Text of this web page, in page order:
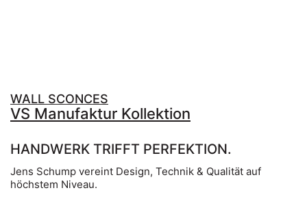
VS Manufaktur Kollektion
Jens Schump vereint Design, Technik & Qualität auf
höchstem Niveau.